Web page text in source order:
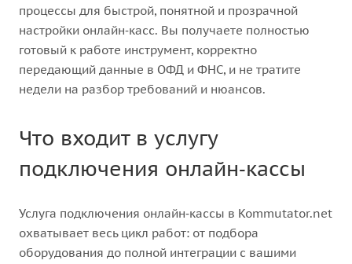
процессы для быстрой, понятной и прозрачной
настройки онлайн‑касс. Вы получаете полностью
готовый к работе инструмент, корректно
передающий данные в ОФД и ФНС, и не тратите
недели на разбор требований и нюансов.
Что входит в услугу
подключения онлайн‑кассы
Услуга подключения онлайн‑кассы в Kommutator.net
охватывает весь цикл работ: от подбора
оборудования до полной интеграции с вашими